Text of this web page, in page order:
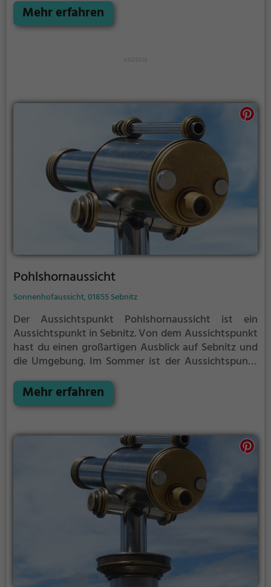
für Familienausflüge, Wanderungen oder zum
Picknicken und lockt an warmen und sonnigen
Mehr erfahren
Pohlshornaussicht
Sonnenhofaussicht, 01855 Sebnitz
Der Aussichtspunkt Pohlshornaussicht ist ein
Aussichtspunkt in Sebnitz.Von dem Aussichtspunkt
hast du einen großartigen Ausblick auf Sebnitz und
die Umgebung. Im Sommer ist der Aussichtspunkt
Familienausflüge, Wanderungen oder zum
Picknicken und lockt an warmen und sonnigen
Mehr erfahren